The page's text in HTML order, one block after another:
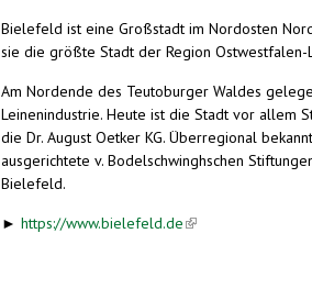
Bielefeld ist eine Großstadt im Nordosten
sie die größte Stadt der Region Ostwestfalen-
Am Nordende des Teutoburger Waldes
Leinenindustrie. Heute ist die Stadt vor allem
die Dr. August Oetker KG. Überregional
ausgerichtete v. Bodelschwinghschen
Bielefeld.
► https://www.bielefeld.de(link is external)